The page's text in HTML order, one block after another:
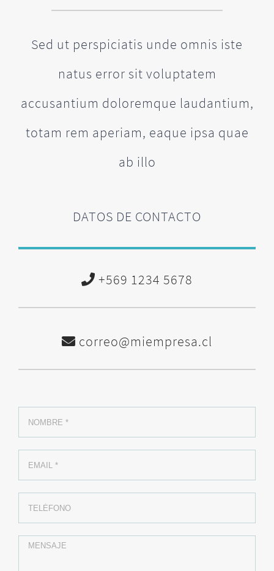
Sed ut perspiciatis unde omnis iste
natus error sit voluptatem
accusantium doloremque laudantium,
totam rem aperiam, eaque ipsa quae
ab illo
DATOS DE CONTACTO
+569 1234 5678
correo@miempresa.cl